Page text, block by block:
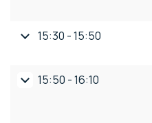
15:30 - 15:50
15:50 - 16:10